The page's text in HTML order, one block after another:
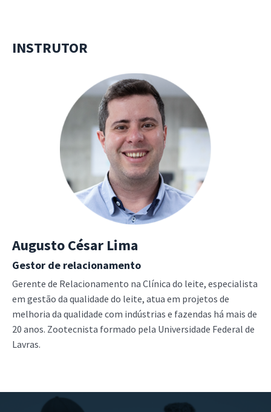
INSTRUTOR
Augusto César Lima
Gestor de relacionamento
Gerente de Relacionamento na Clínica do leite, especialista
em gestão da qualidade do leite, atua em projetos de
melhoria da qualidade com indústrias e fazendas há mais de
20 anos. Zootecnista formado pela Universidade Federal de
Lavras.